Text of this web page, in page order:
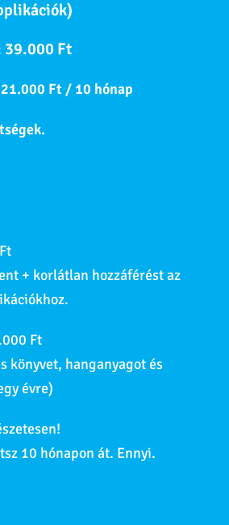
39.000 Ft
Ft / 10 hónap
+ korlátlan hozzáférést az
Ft
könyvet, hanganyagot és
évre)
10 hónapon át. Ennyi.